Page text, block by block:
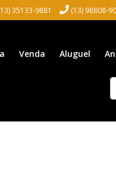
35133-9881 (13) 98808-
Venda Aluguel